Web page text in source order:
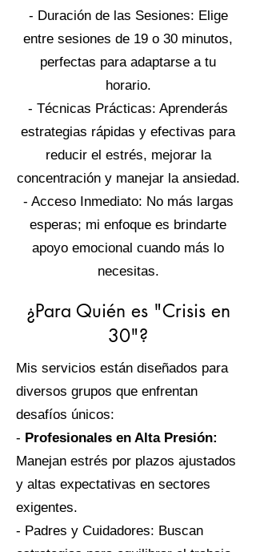
- Duración de las Sesiones: Elige
entre sesiones de 19 o 30 minutos,
perfectas para adaptarse a tu
horario.
- Técnicas Prácticas: Aprenderás
estrategias rápidas y efectivas para
reducir el estrés, mejorar la
concentración y manejar la ansiedad.
- Acceso Inmediato: No más largas
esperas; mi enfoque es brindarte
apoyo emocional cuando más lo
necesitas.
¿Para Quién es "Crisis en
30"?
Mis servicios están diseñados para
diversos grupos que enfrentan
desafíos únicos:
- Profesionales en Alta Presión:
Manejan estrés por plazos ajustados
y altas expectativas en sectores
exigentes.
- Padres y Cuidadores: Buscan